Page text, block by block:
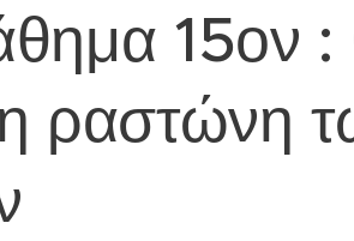
15ον
η ραστώνη